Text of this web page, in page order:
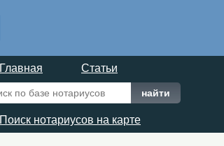
Главная Статьи
Поиск нотариусов на карте